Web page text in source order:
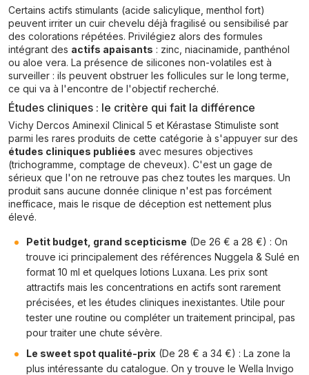
Certains actifs stimulants (acide salicylique, menthol fort)
peuvent irriter un cuir chevelu déjà fragilisé ou sensibilisé par
des colorations répétées. Privilégiez alors des formules
intégrant des actifs apaisants : zinc, niacinamide, panthénol
ou aloe vera. La présence de silicones non-volatiles est à
surveiller : ils peuvent obstruer les follicules sur le long terme,
ce qui va à l'encontre de l'objectif recherché.
Études cliniques : le critère qui fait la différence
Vichy Dercos Aminexil Clinical 5 et Kérastase Stimuliste sont
parmi les rares produits de cette catégorie à s'appuyer sur des
études cliniques publiées avec mesures objectives
(trichogramme, comptage de cheveux). C'est un gage de
sérieux que l'on ne retrouve pas chez toutes les marques. Un
produit sans aucune donnée clinique n'est pas forcément
inefficace, mais le risque de déception est nettement plus
élevé.
Petit budget, grand scepticisme (De 26 € a 28 €) : On
trouve ici principalement des références Nuggela & Sulé en
format 10 ml et quelques lotions Luxana. Les prix sont
attractifs mais les concentrations en actifs sont rarement
précisées, et les études cliniques inexistantes. Utile pour
tester une routine ou compléter un traitement principal, pas
pour traiter une chute sévère.
Le sweet spot qualité-prix (De 28 € a 34 €) : La zone la
plus intéressante du catalogue. On y trouve le Wella Invigo